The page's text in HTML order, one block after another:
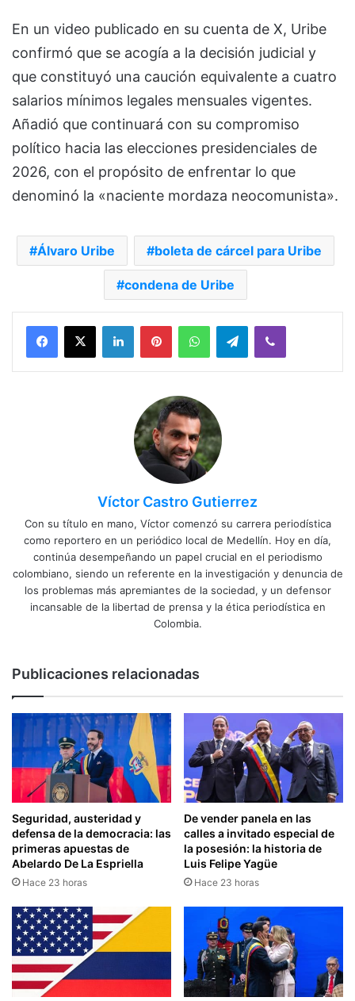
En un video publicado en su cuenta de X, Uribe
confirmó que se acogía a la decisión judicial y
que constituyó una caución equivalente a cuatro
salarios mínimos legales mensuales vigentes.
Añadió que continuará con su compromiso
político hacia las elecciones presidenciales de
2026, con el propósito de enfrentar lo que
denominó la «naciente mordaza neocomunista».
Álvaro Uribe boleta de cárcel para Uribe
condena de Uribe
Facebook
X LinkedInPinterestWhatsAppTelegramViber
Víctor Castro Gutierrez
Con su título en mano, Víctor comenzó su carrera periodística
como reportero en un periódico local de Medellín. Hoy en día,
continúa desempeñando un papel crucial en el periodismo
colombiano, siendo un referente en la investigación y denuncia de
los problemas más apremiantes de la sociedad, y un defensor
incansable de la libertad de prensa y la ética periodística en
Colombia.
Publicaciones relacionadas
Seguridad, austeridad y
defensa de la democracia: las
primeras apuestas de
Abelardo De La Espriella
Hace 23 horas
De vender panela en las
calles a invitado especial de
la posesión: la historia de
Luis Felipe Yagüe
Hace 23 horas